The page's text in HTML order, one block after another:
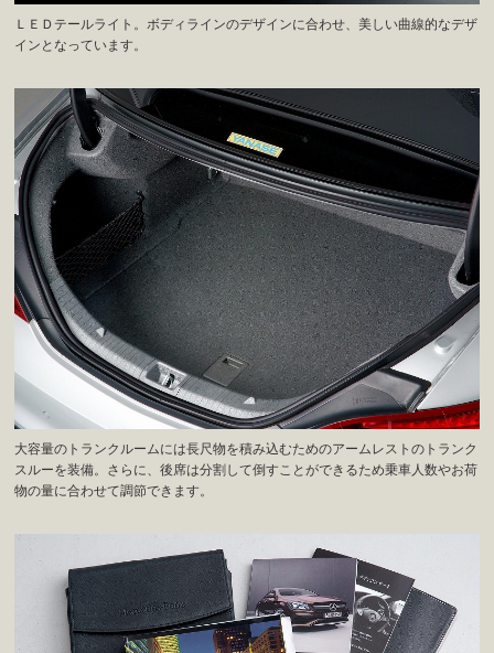
ＬＥＤテールライト。ボディラインのデザインに合わせ、美しい曲線的なデザ
インとなっています。
大容量のトランクルームには長尺物を積み込むためのアームレストのトランク
スルーを装備。さらに、後席は分割して倒すことができるため乗車人数やお荷
物の量に合わせて調節できます。